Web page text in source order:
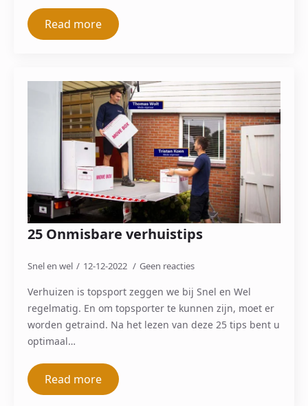
Read more
25 Onmisbare verhuistips
Snel en wel 12-12-2022 Geen reacties
Verhuizen is topsport zeggen we bij Snel en Wel
regelmatig. En om topsporter te kunnen zijn, moet er
worden getraind. Na het lezen van deze 25 tips bent u
optimaal…
Read more